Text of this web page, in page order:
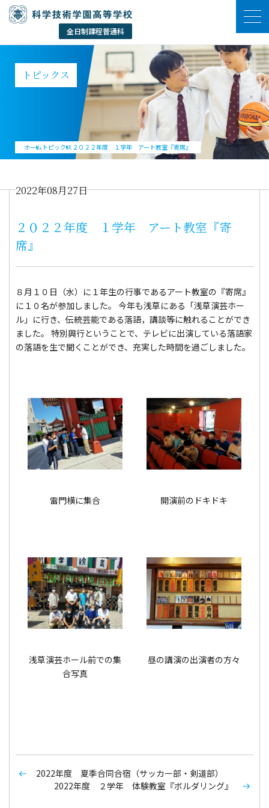
トピックス
ホーム トピックス ２０２２年度 １学年 アート教室『寄席』
2022年08月27日
２０２２年度 １学年 アート教室『寄
席』
８月１０日（水）に１年生の行事であるアート教室の『寄席』
に１０名が参加しました。 今年も浅草にある「浅草演芸ホー
ル」に行き、伝統芸能である落語，講談等に触れることができ
ました。 特別興行ということで、テレビに出演している落語家
の落語を生で聞くことができ、充実した時間を過ごしました。
雷門横に集合 開演前のドキドキ
浅草演芸ホール前での集
合写真
昼の講演の出演者の方々
2022年度 夏季合同合宿（サッカー部・剣道部）
2022年度 ２学年 体験教室『ボルダリング』